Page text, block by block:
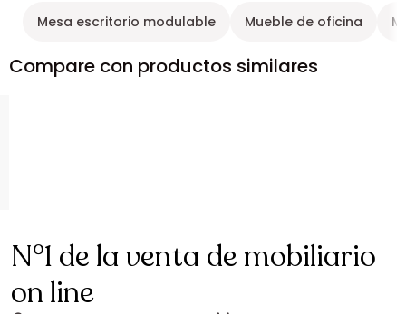
Mesa escritorio modulable Mueble de oficina
Compare con productos similares
N°1 de la venta de mobiliario
on line